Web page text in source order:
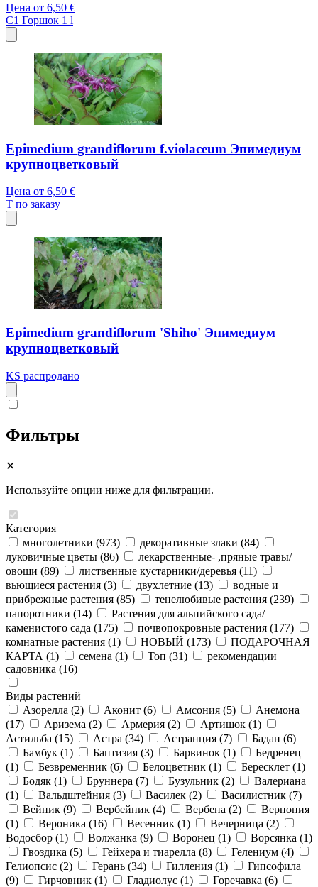
Цена от 6,50 €
C1 Горшок 1 l
Epimedium grandiflorum f.violaceum Эпимедиум
крупноцветковый
Цена от 6,50 €
T по заказу
Epimedium grandiflorum 'Shiho' Эпимедиум
крупноцветковый
KS распродано
Фильтры
✕
Используйте опции ниже для фильтрации.
Категория
многолетники (973) декоративные злаки (84)
луковичные цветы (86)
лекарственные- ,пряные травы/
овощи (89) лиственные кустарники/деревья (11)
вьющиеся растения (3) двухлетние (13)
водные и
прибрежные растения (85) тенелюбивые растения (239)
папоротники (14)
Растения для альпийского сада/
каменистого сада (175) почвопокровные растения (177)
комнатные растения (1) НОВЫЙ (173)
ПОДАРОЧНАЯ
КАРТА (1) семена (1) Топ (31)
рекомендации
садовника (16)
Виды растений
Азорелла (2) Аконит (6) Амсония (5)
Анемона
(17)
Аризема (2) Армерия (2) Артишок (1)
Астильба (15) Астра (34) Астранция (7) Бадан (6)
Бамбук (1) Баптизия (3) Барвинок (1)
Бедренец
(1)
Безвременник (6) Белоцветник (1) Бересклет (1)
Бодяк (1) Бруннера (7) Бузульник (2)
Валериана
(1)
Вальдштейния (3) Василек (2) Василистник (7)
Вейник (9) Вербейник (4) Вербена (2)
Вернония
(1)
Вероника (16) Весенник (1) Вечерница (2)
Водосбор (1) Волжанка (9) Воронец (1) Ворсянка (1)
Гвоздика (5) Гейхера и тиарелла (8) Гелениум (4)
Гелиопсис (2) Герань (34) Гилления (1)
Гипсофила
(9)
Гирчовник (1) Гладиолус (1) Горечавка (6)